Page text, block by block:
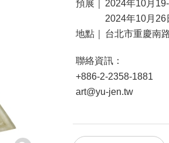
預展｜
2024年10月
2024年10月26
地點｜
台北市重慶南
聯絡資訊：
+886-2-2358-1881
art@yu-jen.tw